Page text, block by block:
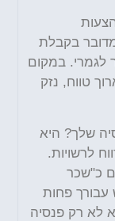
בקבלת
במקום
נזק
היא
פחות
רק פנסיה